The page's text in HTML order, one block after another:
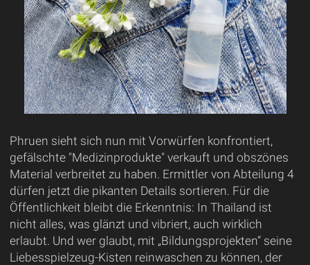
Phruen sieht sich nun mit Vorwürfen konfrontiert,
gefälschte "Medizinprodukte" verkauft und obszönes
Material verbreitet zu haben. Ermittler von Abteilung 4
dürfen jetzt die pikanten Details sortieren. Für die
Öffentlichkeit bleibt die Erkenntnis: In Thailand ist
nicht alles, was glänzt und vibriert, auch wirklich
erlaubt. Und wer glaubt, mit „Bildungsprojekten“ seine
Liebesspielzeug-Kisten reinwaschen zu können, der